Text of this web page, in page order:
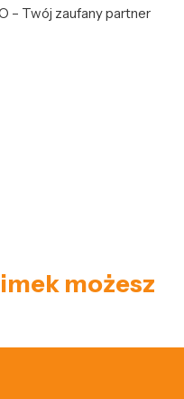
– Twój zaufany partner
możesz